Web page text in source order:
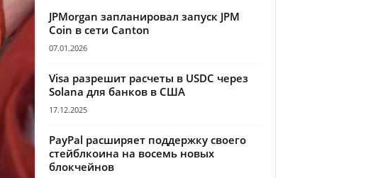
JPMorgan запланировал запуск JPM
Coin в сети Canton
07.01.2026
Visa разрешит расчеты в USDC через
Solana для банков в США
17.12.2025
PayPal расширяет поддержку своего
стейблкоина на восемь новых
блокчейнов